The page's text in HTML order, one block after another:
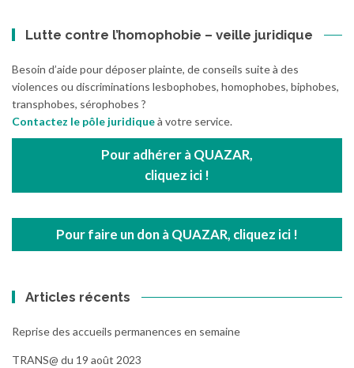
Lutte contre l’homophobie – veille juridique
Besoin d’aide pour déposer plainte, de conseils suite à des
violences ou discriminations lesbophobes, homophobes, biphobes,
transphobes, sérophobes ?
Contactez le pôle juridiqueà votre service.
Pour adhérer à QUAZAR,
cliquez ici !
Pour faire un don à QUAZAR, cliquez ici !
Articles récents
Reprise des accueils permanences en semaine
TRANS@ du 19 août 2023